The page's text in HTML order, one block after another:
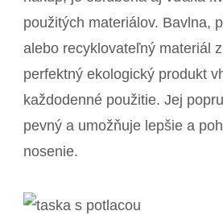
použitých materiálov. Bavlna,
alebo recyklovateľný materiál
perfektný ekologický produkt
každodenné použitie. Jej
pevný a umožňuje lepšie a
nosenie.